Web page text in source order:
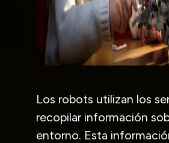
Los robots utilizan los
recopilar información
entorno. Esta